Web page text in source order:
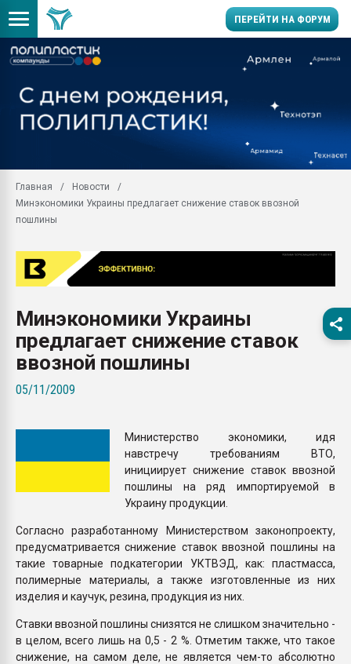
ПЕРЕЙТИ НА ФОРУМ
заводу пластмасс"
первый план в
28.07.2026
ситуацией на
Главная
Новости
Минэкономики Украины предлагает снижение ставок ввозной
пошлины
Минэкономики Украины
предлагает снижение ставок
ввозной пошлины
05/11/2009
Министерство экономики, идя
навстречу требованиям ВТО,
инициирует снижение ставок ввозной
пошлины на ряд импортируемой в
Украину продукции.
Согласно разработанному Министерством законопроекту,
предусматривается снижение ставок ввозной пошлины на
такие товарные подкатегории УКТВЭД, как: пластмасса,
полимерные материалы, а также изготовленные из них
изделия и каучук, резина, продукция из них.
Ставки ввозной пошлины снизятся не слишком значительно -
в целом, всего лишь на 0,5 - 2 %. Отметим также, что такое
снижение, на самом деле, не является чем-то абсолютно